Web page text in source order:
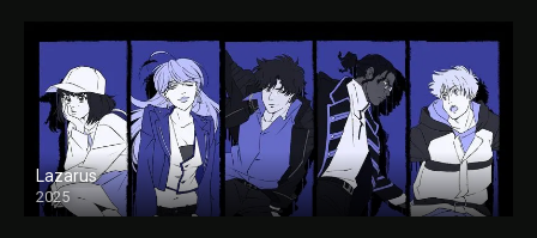
Lazarus
2025